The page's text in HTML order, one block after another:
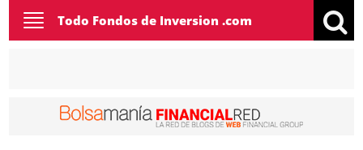
Toggle
navigation
Todo Fondos de Inversion .com